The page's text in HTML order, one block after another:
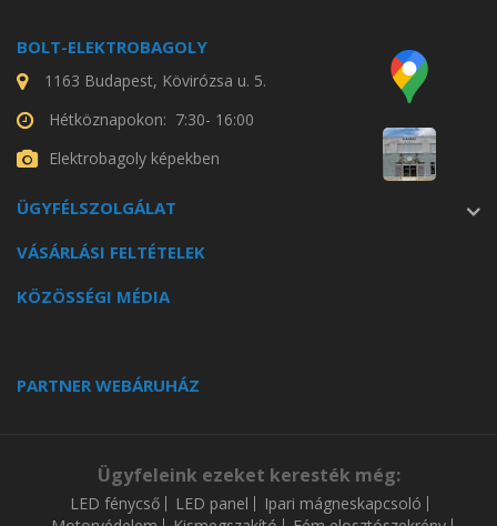
BOLT-ELEKTROBAGOLY
1163 Budapest, Kövirózsa u. 5.
Hétköznapokon: 7:30- 16:00
Elektrobagoly képekben
ÜGYFÉLSZOLGÁLAT
VÁSÁRLÁSI FELTÉTELEK
KÖZÖSSÉGI MÉDIA
PARTNER WEBÁRUHÁZ
Ügyfeleink ezeket keresték még:
LED fénycső LED panel
Ipari mágneskapcsoló